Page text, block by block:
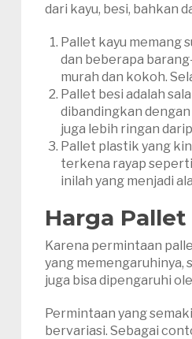
dari kayu, besi, bahkan
Pallet kayu memang
dan beberapa
murah dan kokoh.
Pallet besi adalah
dibandingkan
juga lebih ringan
Pallet plastik yang
terkena rayap
inilah yang menjadi
Harga Pallet
Karena permintaan
yang memengaruhinya,
juga bisa dipengaruhi
Permintaan yang
bervariasi. Sebagai